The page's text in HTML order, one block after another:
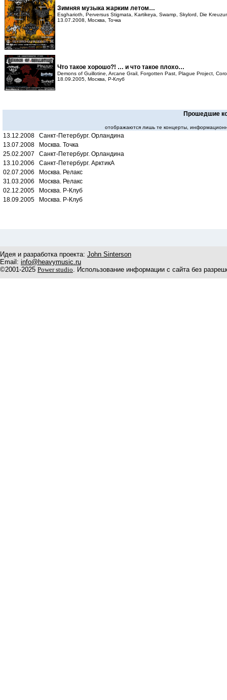
Зимняя музыка жарким летом…
Esgharioth, Perversus Stigmata, Kartikeya, Swamp, Skylord, Die
13.07.2008, Москва, Точка
Что такое хорошо?! … и что такое плохо…
Demons of Guillotine, Arcane Grail, Forgotten Past, Plague Project,
18.09.2005, Москва, Р-Клуб
Прошедшие
отображаются лишь те концерты,
13.12.2008 Санкт-Петербург. Орландина
13.07.2008 Москва. Точка
25.02.2007 Санкт-Петербург. Орландина
13.10.2006 Санкт-Петербург. АрктикА
02.07.2006 Москва. Релакс
31.03.2006 Москва. Релакс
02.12.2005 Москва. Р-Клуб
18.09.2005 Москва. Р-Клуб
Идея и разработка проекта: John Sinterson
Email: info@heavymusic.ru
©2001-2025 Power studio. Использование информации с сайта без